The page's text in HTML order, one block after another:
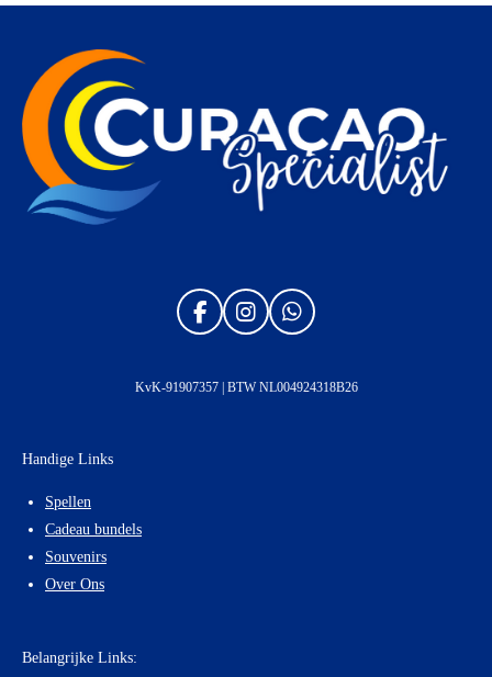
F
e
I
t
W
t
KvK-91907357 | BTW NL004924318B26
Handige Links
Spellen
Cadeau bundels
Souvenirs
Over Ons
Belangrijke Links: